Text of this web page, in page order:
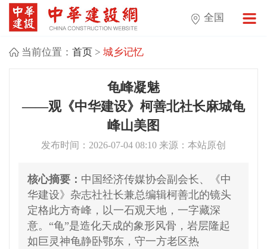
全国
当前位置： 首页> 城乡记忆
龟峰凝魅
——观《中华建设》柯善北社长麻城龟
峰山美图
发布时间：2026-07-04 08:10 来源：本站原创
核心摘要： 中国经济传媒协会副会长、《中
华建设》杂志社社长兼总编辑柯善北的镜头
定格此方奇峰，以一石观天地，一字藏深
意。“龟”是造化天成的象形风骨，岩层隆起
如巨灵神龟静卧鄂东，守一方老区热